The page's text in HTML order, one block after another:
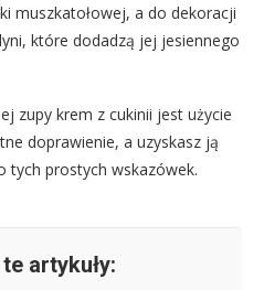
muszkatołowej, a do dekoracji
które dodadzą jej jesiennego
zupy krem z cukinii jest użycie
doprawienie, a uzyskasz ją
tych prostych wskazówek.
artykuły: